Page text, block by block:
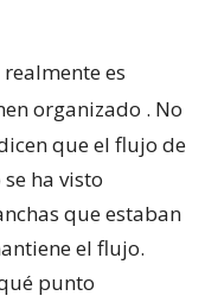
realmente es
organizado . No
que el flujo de
ha visto
que estaban
el flujo.
punto